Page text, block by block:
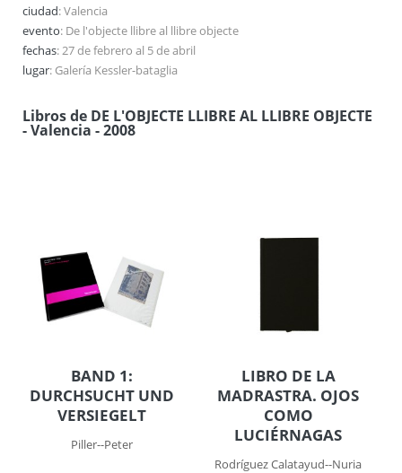
ciudad: Valencia
evento: De l'objecte llibre al llibre objecte
fechas: 27 de febrero al 5 de abril
lugar: Galería Kessler-bataglia
Libros de DE L'OBJECTE LLIBRE AL LLIBRE OBJECTE
- Valencia - 2008
BAND 1:
DURCHSUCHT UND
VERSIEGELT
Piller--Peter
LIBRO DE LA
MADRASTRA. OJOS
COMO
LUCIÉRNAGAS
Rodríguez Calatayud--Nuria